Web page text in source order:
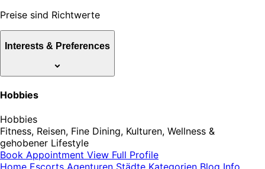
Preise sind Richtwerte
Interests & Preferences
Hobbies
Hobbies
Fitness, Reisen, Fine Dining, Kulturen, Wellness &
gehobener Lifestyle
Book Appointment View Full Profile